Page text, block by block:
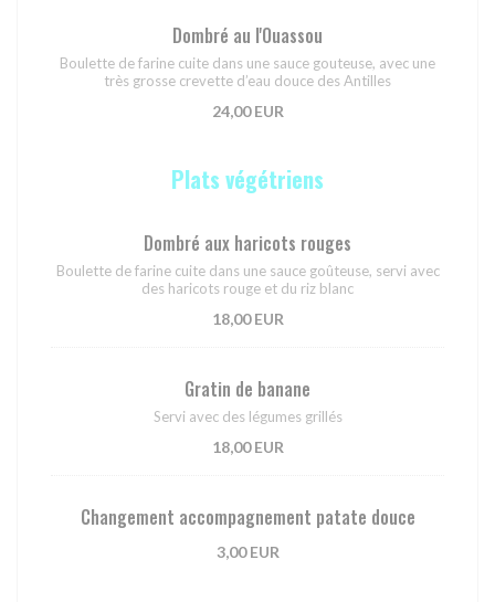
Dombré au l'Ouassou
Boulette de farine cuite dans une sauce gouteuse, avec une
très grosse crevette d’eau douce des Antilles
24,00 EUR
Plats végétriens
Dombré aux haricots rouges
Boulette de farine cuite dans une sauce goûteuse, servi avec
des haricots rouge et du riz blanc
18,00 EUR
Gratin de banane
Servi avec des légumes grillés
18,00 EUR
Changement accompagnement patate douce
3,00 EUR